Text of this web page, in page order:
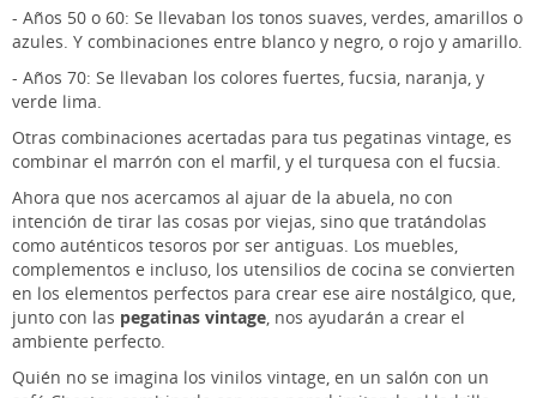
- Años 50 o 60: Se llevaban los tonos suaves, verdes, amarillos o
azules. Y combinaciones entre blanco y negro, o rojo y amarillo.
- Años 70: Se llevaban los colores fuertes, fucsia, naranja, y
verde lima.
Otras combinaciones acertadas para tus pegatinas vintage, es
combinar el marrón con el marfil, y el turquesa con el fucsia.
Ahora que nos acercamos al ajuar de la abuela, no con
intención de tirar las cosas por viejas, sino que tratándolas
como auténticos tesoros por ser antiguas. Los muebles,
complementos e incluso, los utensilios de cocina se convierten
en los elementos perfectos para crear ese aire nostálgico, que,
junto con las pegatinas vintage, nos ayudarán a crear el
ambiente perfecto.
Quién no se imagina los vinilos vintage, en un salón con un